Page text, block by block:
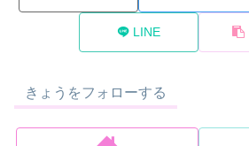
LINE
きょうをフォローする